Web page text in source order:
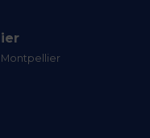
Montpellier